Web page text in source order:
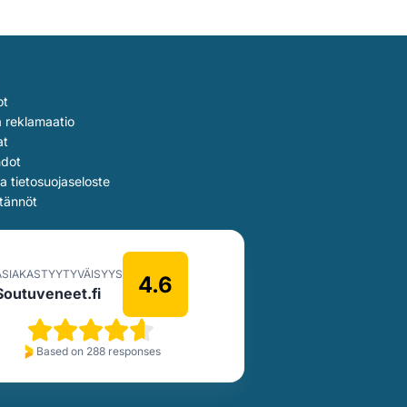
reklamaatio
tietosuojaseloste
4.6
Based on 288 responses